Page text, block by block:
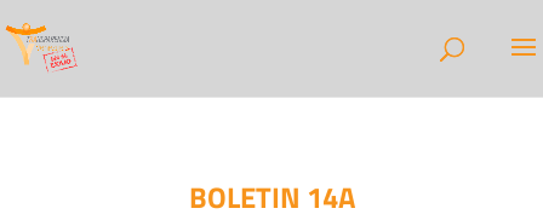
BOLETIN 14A